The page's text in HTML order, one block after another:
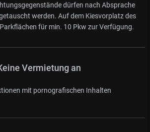
dürfen nach Absprache
werden. Auf dem Kiesvorplatz des
für min. 10 Pkw zur Verfügung.
Vermietung an
mit pornografischen Inhalten